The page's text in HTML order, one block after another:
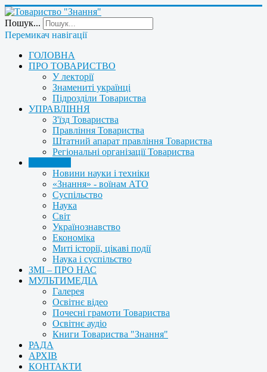
Пошук...
Перемикач навігації
ГОЛОВНА
ПРО ТОВАРИСТВО
У лекторії
Знамениті українці
Підрозділи Товариства
УПРАВЛІННЯ
З'їзд Товариства
Правління Товариства
Штатний апарат правління Товариства
Регіональні організації Товариства
Новини науки і техніки
«Знання» - воїнам АТО
Суспільство
Наука
Світ
Українознавство
Економіка
Миті історії, цікаві події
Наука і суспільство
ЗМІ – ПРО НАС
МУЛЬТИМЕДІА
Галерея
Освітнє відео
Почесні грамоти Товариства
Освітнє аудіо
Книги Товариства "Знання"
РАДА
АРХІВ
КОНТАКТИ